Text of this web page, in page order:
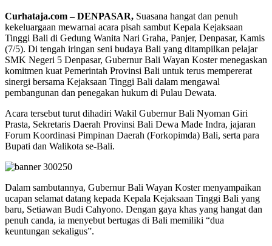
Curhataja.com – DENPASAR, Suasana hangat dan penuh
kekeluargaan mewarnai acara pisah sambut Kepala Kejaksaan
Tinggi Bali di Gedung Wanita Nari Graha, Panjer, Denpasar, Kamis
(7/5). Di tengah iringan seni budaya Bali yang ditampilkan pelajar
SMK Negeri 5 Denpasar, Gubernur Bali Wayan Koster menegaskan
komitmen kuat Pemerintah Provinsi Bali untuk terus mempererat
sinergi bersama Kejaksaan Tinggi Bali dalam mengawal
pembangunan dan penegakan hukum di Pulau Dewata.
Acara tersebut turut dihadiri Wakil Gubernur Bali Nyoman Giri
Prasta, Sekretaris Daerah Provinsi Bali Dewa Made Indra, jajaran
Forum Koordinasi Pimpinan Daerah (Forkopimda) Bali, serta para
Bupati dan Walikota se-Bali.
Dalam sambutannya, Gubernur Bali Wayan Koster menyampaikan
ucapan selamat datang kepada Kepala Kejaksaan Tinggi Bali yang
baru, Setiawan Budi Cahyono. Dengan gaya khas yang hangat dan
penuh canda, ia menyebut bertugas di Bali memiliki “dua
keuntungan sekaligus”.